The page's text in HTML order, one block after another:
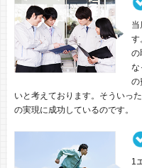
当
す
の
な
の
いと考えております。そういっ
の実現に成功しているのです。
1